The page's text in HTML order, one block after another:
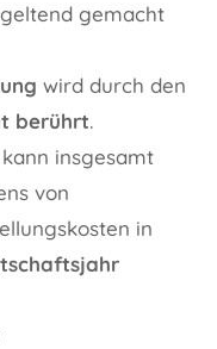
gemacht
wird durch den
berührt.
insgesamt
von
in